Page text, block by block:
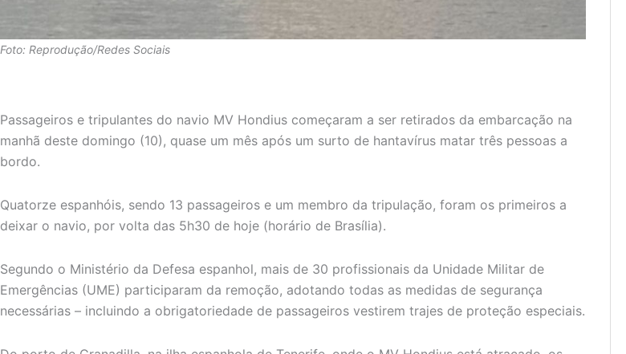
Foto: Reprodução/Redes Sociais
Passageiros e tripulantes do navio MV Hondius começaram a ser retirados da embarcação na
manhã deste domingo (10), quase um mês após um surto de hantavírus matar três pessoas a
bordo.
Quatorze espanhóis, sendo 13 passageiros e um membro da tripulação, foram os primeiros a
deixar o navio, por volta das 5h30 de hoje (horário de Brasília).
Segundo o Ministério da Defesa espanhol, mais de 30 profissionais da Unidade Militar de
Emergências (UME) participaram da remoção, adotando todas as medidas de segurança
necessárias – incluindo a obrigatoriedade de passageiros vestirem trajes de proteção especiais.